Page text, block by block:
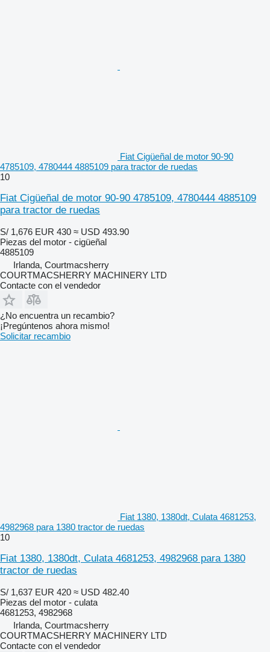
Fiat Cigüeñal de motor 90-90
4785109, 4780444 4885109 para tractor de ruedas
10
Fiat Cigüeñal de motor 90-90 4785109, 4780444 4885109
para tractor de ruedas
S/ 1,676 EUR 430 ≈ USD 493.90
Piezas del motor - cigüeñal
4885109
Irlanda, Courtmacsherry
COURTMACSHERRY MACHINERY LTD
Contacte con el vendedor
¿No encuentra un recambio?
¡Pregúntenos ahora mismo!
Solicitar recambio
Fiat 1380, 1380dt, Culata 4681253,
4982968 para 1380 tractor de ruedas
10
Fiat 1380, 1380dt, Culata 4681253, 4982968 para 1380
tractor de ruedas
S/ 1,637 EUR 420 ≈ USD 482.40
Piezas del motor - culata
4681253, 4982968
Irlanda, Courtmacsherry
COURTMACSHERRY MACHINERY LTD
Contacte con el vendedor